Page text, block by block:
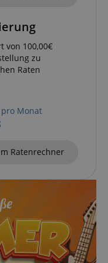
von 100,00€
zu
Raten
Monat
Ratenrechner
Daten
das Einkaufen
zu
.kirstein.de
Amazon
Amazon.com Inc.
www.kirstein.de